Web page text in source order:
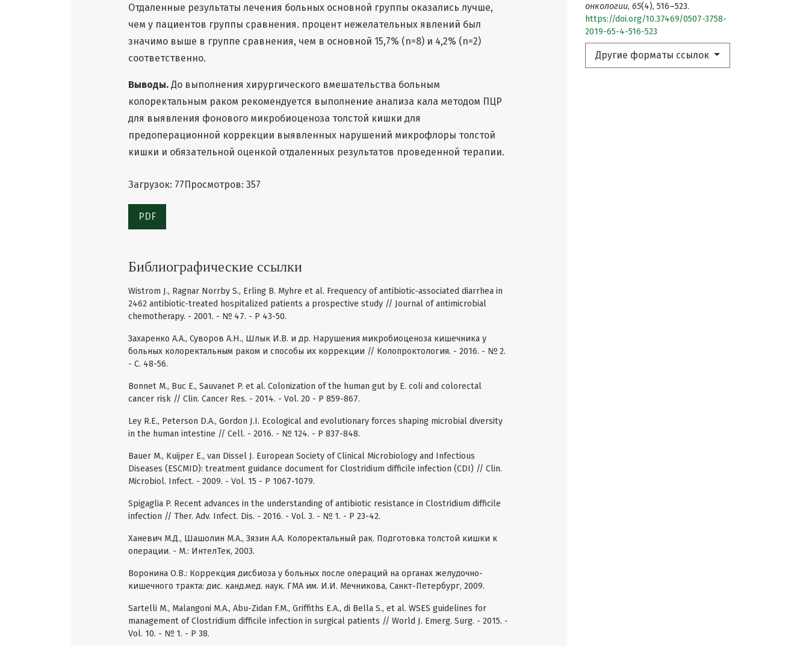
онкологии, 65(4), 516–523.
https://doi.org/10.37469/0507-3758-
2019-65-4-516-523
Другие форматы ссылок
Отдаленные результаты лечения больных основной группы оказались лучше,
чем у пациентов группы сравнения. процент нежелательных явлений был
значимо выше в группе сравнения, чем в основной 15,7% (n=8) и 4,2% (n=2)
соответственно.
Выводы. До выполнения хирургического вмешательства больным
колоректальным раком рекомендуется выполнение анализа кала методом ПЦР
для выявления фонового микробиоценоза толстой кишки для
предоперационной коррекции выявленных нарушений микрофлоры толстой
кишки и обязательной оценкой отдаленных результатов проведенной терапии.
Загрузок: 77Просмотров: 357
PDF
Библиографические ссылки
Wistrom J., Ragnar Norrby S., Erling B. Myhre et al. Frequency of antibiotic-associated diarrhea in
2462 antibiotic-treated hospitalized patients a prospective study // Journal of antimicrobial
chemotherapy. - 2001. - № 47. - P 43-50.
Захаренко А.А., Суворов А.Н., Шлык И.В. и др. Нарушения микробиоценоза кишечника у
больных колоректальным раком и способы их коррекции // Колопроктология. - 2016. - № 2.
- С. 48-56.
Bonnet M., Buc E., Sauvanet P. et al. Colonization of the human gut by E. coli and colorectal
cancer risk // Clin. Cancer Res. - 2014. - Vol. 20 - P 859-867.
Ley R.E., Peterson D.A., Gordon J.I. Ecological and evolutionary forces shaping microbial diversity
in the human intestine // Cell. - 2016. - № 124. - P 837-848.
Bauer M., Kuijper E., van Dissel J. European Society of Clinical Microbiology and Infectious
Diseases (ESCMID): treatment guidance document for Clostridium difficile infection (CDI) // Clin.
Microbiol. Infect. - 2009. - Vol. 15 - P 1067-1079.
Spigaglia P. Recent advances in the understanding of antibiotic resistance in Clostridium difficile
infection // Ther. Adv. Infect. Dis. - 2016. - Vol. 3. - № 1. - P 23-42.
Ханевич М.Д., Шашолин М.А., Зязин А.А. Колоректальный рак. Подготовка толстой кишки к
операции. - М.: ИнтелТек, 2003.
Воронина О.В.: Коррекция дисбиоза у больных после операций на органах желудочно-
кишечного тракта: дис. канд.мед. наук. ГМА им. И.И. Мечникова, Санкт-Петербург, 2009.
Sartelli M., Malangoni M.A., Abu-Zidan F.M., Griffiths E.A., di Bella S., et al. WSES guidelines for
management of Clostridium difficile infection in surgical patients // World J. Emerg. Surg. - 2015. -
Vol. 10. - № 1. - P 38.